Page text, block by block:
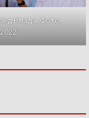
Влада. Фото: